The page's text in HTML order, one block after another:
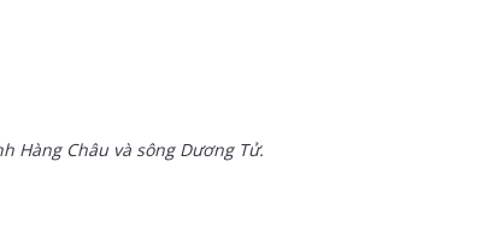
Hàng Châu và sông Dương Tử.